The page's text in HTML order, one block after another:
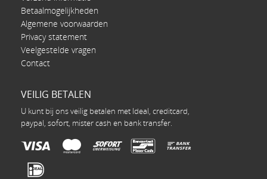
Betaalmogelijkheden
Algemene voorwaarden
Privacy statement
Veelgestelde vragen
Contact
VEILIG BETALEN
U kunt bij ons veilig betalen met Ideal, creditcard,
paypal, sofort, mister cash en bank transfer.